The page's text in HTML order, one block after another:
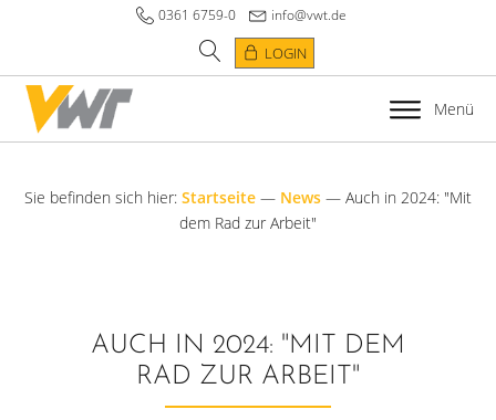
0361 6759-0 info@vwt.de
LOGIN
Menü
Sie befinden sich hier: Startseite — News — Auch in 2024: "Mit
dem Rad zur Arbeit"
AUCH IN 2024: "MIT DEM
RAD ZUR ARBEIT"